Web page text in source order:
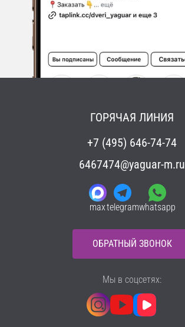
ГОРЯЧАЯ ЛИНИЯ
+7 (495) 646-74-74
6467474@yaguar-m.ru
maxtelegramwhatsapp
ОБРАТНЫЙ ЗВОНОК
Мы в соцсетях: